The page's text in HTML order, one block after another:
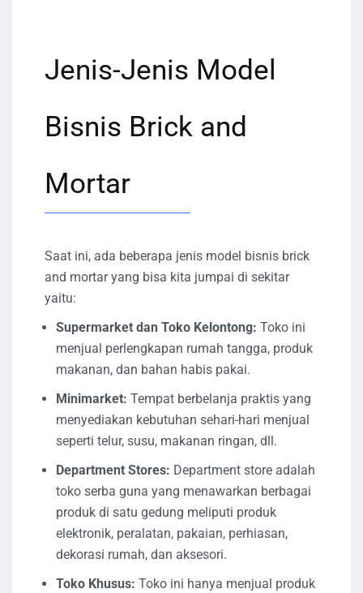
Jenis-Jenis Model
Bisnis Brick and
Mortar
Saat ini, ada beberapa jenis model bisnis brick
and mortar yang bisa kita jumpai di sekitar
yaitu:
Supermarket dan Toko Kelontong: Toko ini
menjual perlengkapan rumah tangga, produk
makanan, dan bahan habis pakai.
Minimarket: Tempat berbelanja praktis yang
menyediakan kebutuhan sehari-hari menjual
seperti telur, susu, makanan ringan, dll.
Department Stores: Department store adalah
toko serba guna yang menawarkan berbagai
produk di satu gedung meliputi produk
elektronik, peralatan, pakaian, perhiasan,
dekorasi rumah, dan aksesori.
Toko Khusus: Toko ini hanya menjual produk